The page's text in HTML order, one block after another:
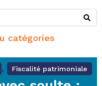
catégories
, Fiscalité patrimoniale